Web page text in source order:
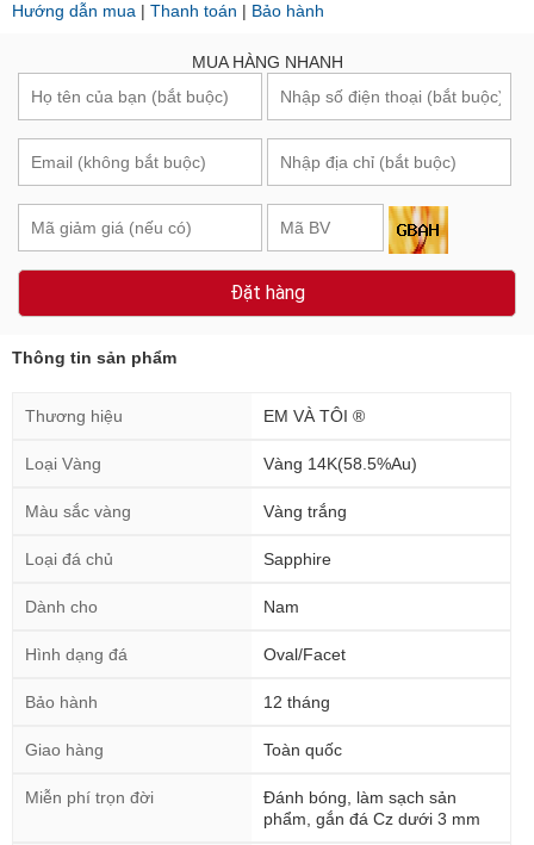
Hướng dẫn mua | Thanh toán | Bảo hành
MUA HÀNG NHANH
Đặt hàng
Thông tin sản phẩm
Thương hiệu EM VÀ TÔI ®
Loại Vàng Vàng 14K(58.5%Au)
Màu sắc vàng Vàng trắng
Loại đá chủ Sapphire
Dành cho Nam
Hình dạng đá Oval/Facet
Bảo hành 12 tháng
Giao hàng Toàn quốc
Miễn phí trọn đời
Đánh bóng, làm sạch sản
phẩm, gắn đá Cz dưới 3 mm